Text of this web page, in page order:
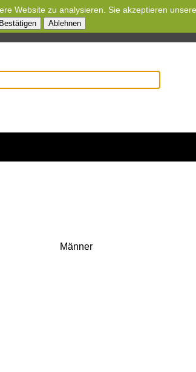
Website zu analysieren. Sie akzeptieren
Bestätigen Ablehnen
Männer